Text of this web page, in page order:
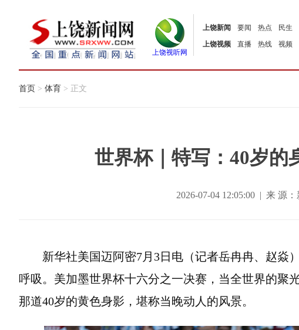
上饶视听网
上饶新闻 要闻 热点
民生
上饶视频
直播 热线 视频
首页 > 体育 > 正文
世界杯｜特写：40岁的
2026-07-04 12:05:00 | 来 源
新华社美国迈阿密7月3日电（记者岳冉冉、赵焱
呼吸。美加墨世界杯十六分之一决赛，当全世界的聚
那道40岁的黄色身影，堪称当晚动人的风景。